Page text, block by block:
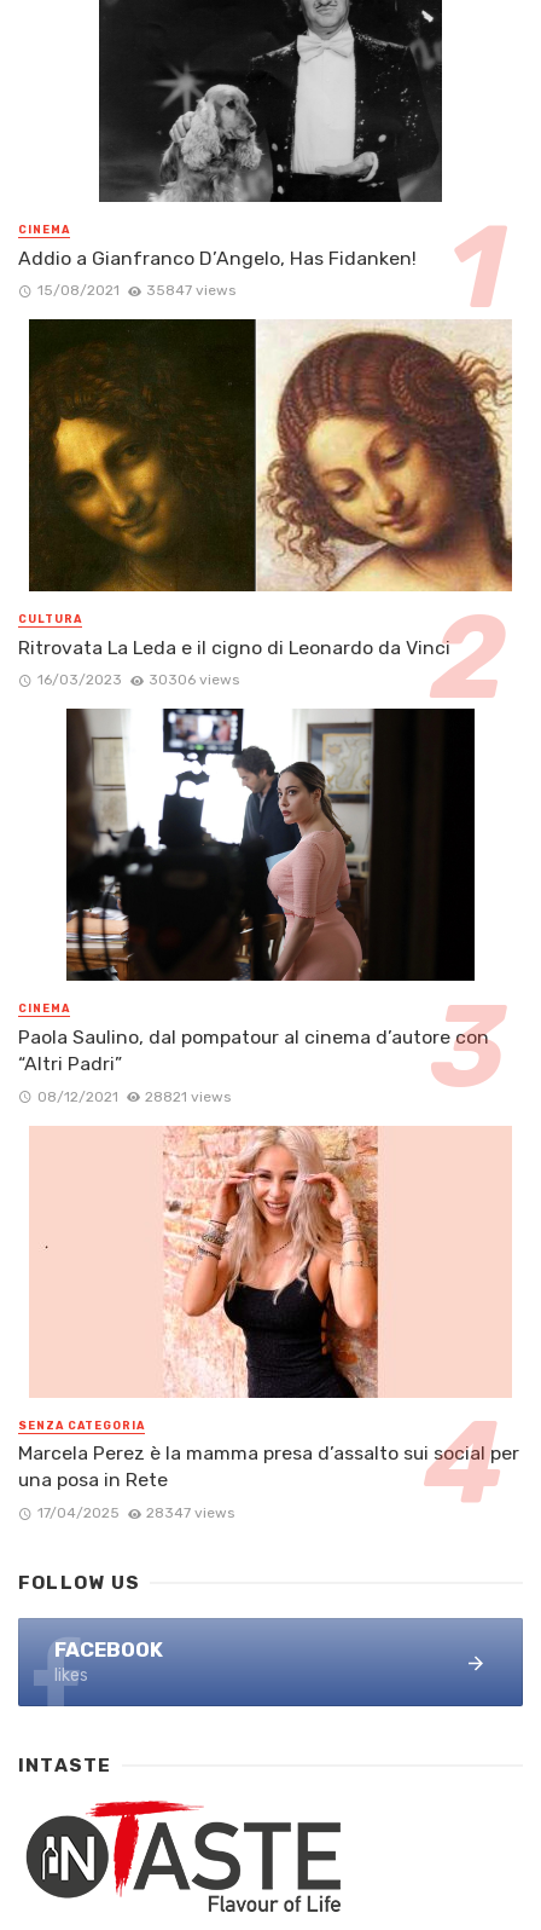
CINEMA
Addio a Gianfranco D’Angelo, Has Fidanken!
15/08/2021 35847 views
CULTURA
Ritrovata La Leda e il cigno di Leonardo da Vinci
16/03/2023 30306 views
CINEMA
Paola Saulino, dal pompatour al cinema d’autore con
“Altri Padri”
08/12/2021 28821 views
SENZA CATEGORIA
Marcela Perez è la mamma presa d’assalto sui social per
una posa in Rete
17/04/2025 28347 views
FOLLOW US
FACEBOOK
likes
INTASTE